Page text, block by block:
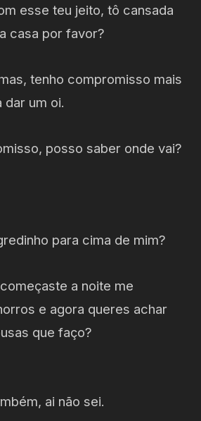
esse teu jeito, tô cansada
casa por favor?
tenho compromisso mais
dar um oi.
posso saber onde vai?
para cima de mim?
a noite me
e agora queres achar
que faço?
ai não sei.